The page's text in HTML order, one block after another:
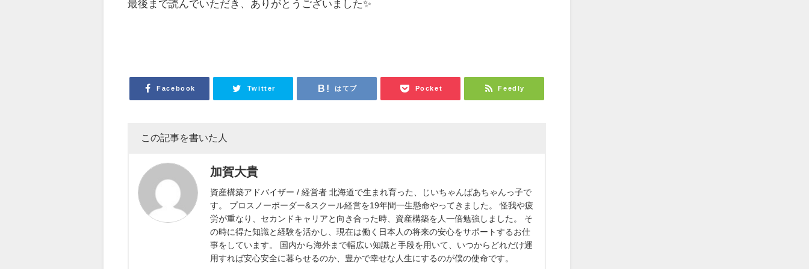
最後まで読んでいただき、ありがとうございました✨
Facebook Twitter はてブ Pocket Feedly
この記事を書いた人
加賀大貴
資産構築アドバイザー / 経営者 北海道で生まれ育った、じいちゃんばあちゃんっ子で
す。 プロスノーボーダー&スクール経営を19年間一生懸命やってきました。 怪我や疲
労が重なり、セカンドキャリアと向き合った時、資産構築を人一倍勉強しました。 そ
の時に得た知識と経験を活かし、現在は働く日本人の将来の安心をサポートするお仕
事をしています。 国内から海外まで幅広い知識と手段を用いて、いつからどれだけ運
用すれば安心安全に暮らせるのか、豊かで幸せな人生にするのが僕の使命です。